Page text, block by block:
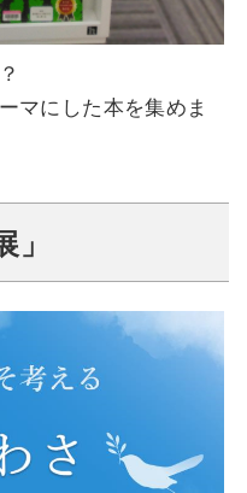
マにした本を集めま
」